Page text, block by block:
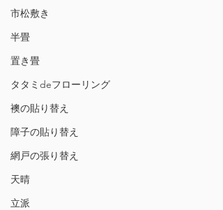
市松敷き
半畳
置き畳
タタミdeフローリング
襖の貼り替え
障子の貼り替え
網戸の張り替え
天晴
立派